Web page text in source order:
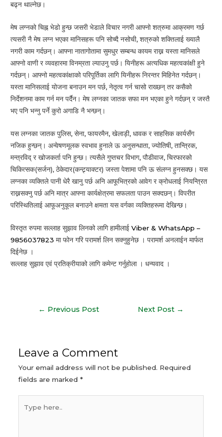
बढ्न थाल्नेछ।
मेष लग्नको चिह्न भेडो हुन्छ जसरी भेडाले विचार नगरी आफ्नो शत्रुमा आक्रमण गर्छ
त्यसरी नै मेष लग्न भएका मानिसहरू पनि सोच्दै नसोची, शत्रुको शक्तिलाई ख्यालै
नगरी काम गर्दछन्। आफ्ना नातागोतामा सुमधुर सम्बन्ध कायम राख्न यस्ता मानिसले
आफ्नो वाणी र व्यवहारमा विनम्रता ल्याउनु पर्छ। यिनीहरू अत्यधिक महत्वकांक्षी हुने
गर्दछन्। आफ्नो महत्वकांक्षाको परिपूर्तिका लागि यिनीहरू निरन्तर मिहिनेत गर्दछन्।
यस्ता मानिसलाई योजना बनाउन मन पर्छ, नेतृत्व गर्न चासो राख्छन् तर कसैको
निर्देशनमा काम गर्न मन पर्दैन। मेष लग्नका जातक सफा मन भएका हुने गर्दछन् र जस्तै
भए पनि भन्नु पर्ने कुरो अगाडि नै भन्छन्।
यस लग्नका जातक पुलिस, सेना, फायरमैन, खेलाड़ी, धावक र साहसिक कार्यसँग
नजिक हुन्छन्। अन्वेषणमूलक स्वभाव हुनाले ऊ अनुसन्धाता, ज्योतिषी, तान्त्रिक,
मन्त्रविद् र खोजकर्ता पनि हुन्छ। त्यसैले गुप्तचर विभाग, पौडीवाज, चिरफारको
चिकित्सक(सर्जन), ठेकेदार(कन्ट्र्याक्टर) जस्ता पेशामा पनि ऊ संलग्न हुनसक्छ। यस
लग्नका व्यक्तिले पानी धेरै खानु पर्छ अनि आफूभित्रको आवेग र क्रोधलाई नियन्त्रित
राख्नसक्नु पर्छ अनि मात्र आफ्ना कार्यक्षेत्रमा सफलता पाउन सक्दछन्। विपरीत
परिस्थितिलाई आफूअनुकूल बनाउने क्षमता यस वर्गका व्यक्तिहरूमा देखिन्छ।
विस्तृत रुपमा सल्लाह सुझाव लिनको लागि हामीलाईViber & WhatsApp –
9856037823 मा फोन गरि परामर्श लिन सक्नुहुनेछ । परामर्श अनलाईन मार्फत
दिईनेछ ।
सल्लाह सुझाव एवं प्रतिक्रीयाको लागि कमेन्ट गर्नुहोला । धन्यवाद ।
← Previous Post Next Post →
Leave a Comment
Your email address will not be published. Required
fields are marked *
here..